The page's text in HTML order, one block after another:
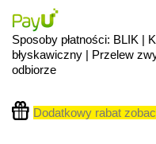
Sposoby płatności: BLIK |
błyskawiczny | Przelew
odbiorze
Dodatkowy rabat